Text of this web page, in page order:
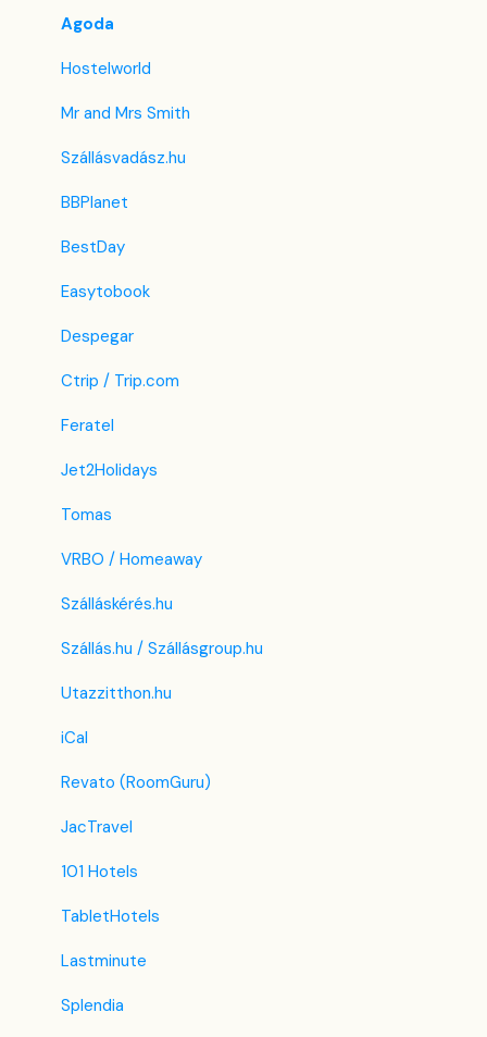
Egyéni mező
Agoda
Hostelworld
Mr and Mrs Smith
Szállásvadász.hu
BBPlanet
BestDay
Easytobook
Despegar
Ctrip / Trip.com
Feratel
Jet2Holidays
Tomas
VRBO / Homeaway
Szálláskérés.hu
Szállás.hu / Szállásgroup.hu
Utazzitthon.hu
iCal
Revato (RoomGuru)
JacTravel
101 Hotels
TabletHotels
Lastminute
Splendia